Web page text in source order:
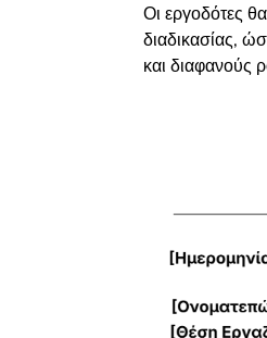
Οι εργοδότες
διαδικασίας,
και διαφανούς